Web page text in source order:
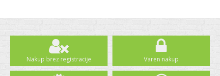
Nakup brez registracije Varen nakup